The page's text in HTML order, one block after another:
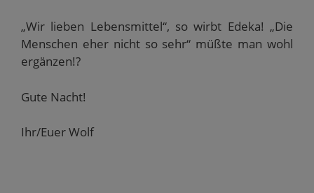
„Wir lieben Lebensmittel“, so wirbt Edeka! „Die
Menschen eher nicht so sehr“ müßte man wohl
ergänzen!?
Gute Nacht!
Ihr/Euer Wolf